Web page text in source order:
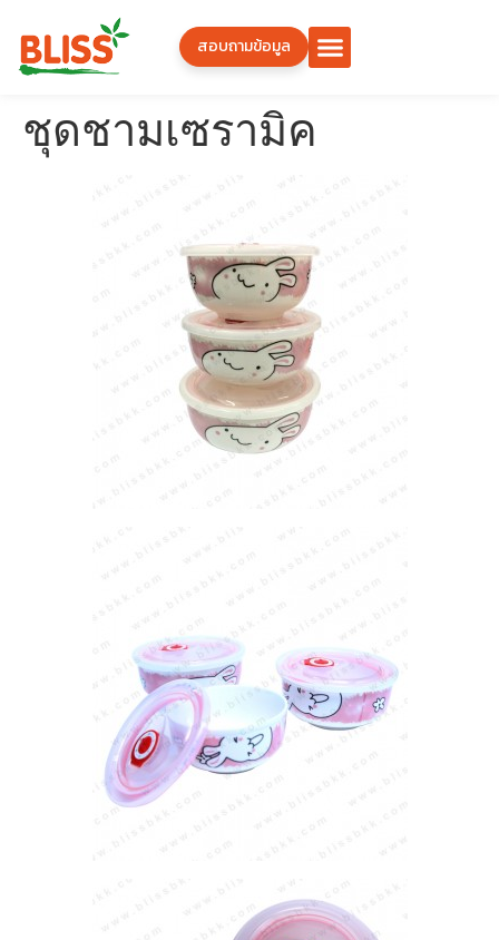
สอบถามข้อมูล
ชุดชามเซรามิค